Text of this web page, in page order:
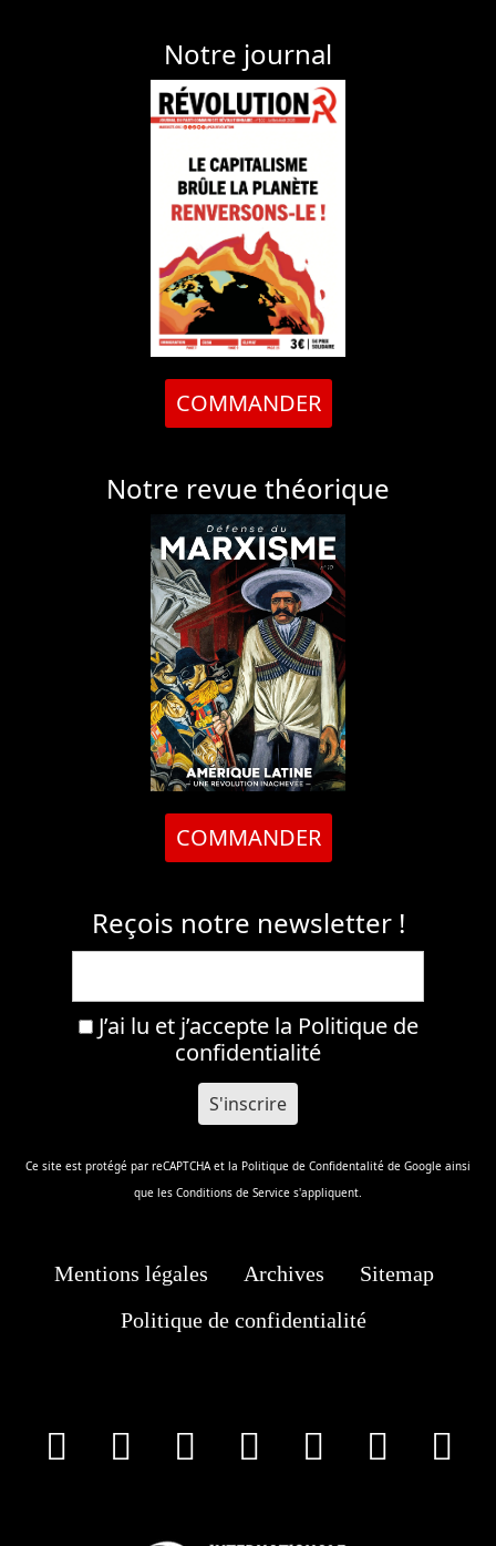
Notre journal
COMMANDER
Notre revue théorique
COMMANDER
Reçois notre newsletter !
J’ai lu et j’accepte la Politique de
confidentialité
Ce site est protégé par reCAPTCHA et la Politique de Confidentalité de Google ainsi
que les Conditions de Service s'appliquent.
Mentions légales Archives
Sitemap
Politique de confidentialité
facebookInstagram
Youtube
Tik Tok